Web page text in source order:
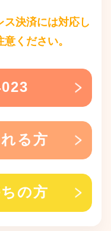
ス決済には対応し
ください。
る方
の方